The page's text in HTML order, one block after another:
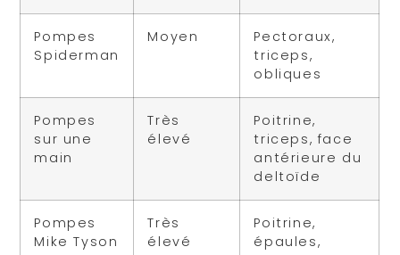
Pompes
Spiderman
Moyen
Pectoraux,
triceps,
obliques
Pompes
sur une
main
Très
élevé
Poitrine,
triceps, face
antérieure du
deltoïde
Pompes
Mike Tyson
Très
élevé
Poitrine,
épaules,